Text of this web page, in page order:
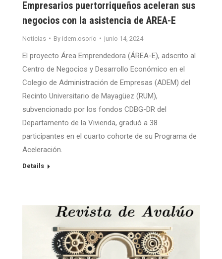
Empresarios puertorriqueños aceleran sus
negocios con la asistencia de AREA-E
Noticias By idem.osorio junio 14, 2024
El proyecto Área Emprendedora (ÁREA-E), adscrito al
Centro de Negocios y Desarrollo Económico en el
Colegio de Administración de Empresas (ADEM) del
Recinto Universitario de Mayagüez (RUM),
subvencionado por los fondos CDBG-DR del
Departamento de la Vivienda, graduó a 38
participantes en el cuarto cohorte de su Programa de
Aceleración.
Details